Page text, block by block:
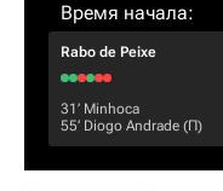
Время начала:
Rabo de Peixe
31‎’‎ Minhoca
55‎’‎ Diogo Andrade (П)